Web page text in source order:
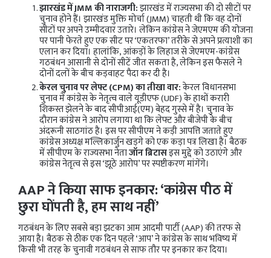
झारखंड में JMM की नाराजगी:झारखंड में राज्यसभा की दो सीटों पर
चुनाव होने हैं। झारखंड मुक्ति मोर्चा (JMM) चाहती थी कि वह दोनों
सीटों पर अपने उम्मीदवार उतारे। लेकिन कांग्रेस ने जेएमएम की योजना
पर पानी फेरते हुए एक सीट पर ‘एकतरफा’ तरीके से अपने प्रत्याशी का
एलान कर दिया। हालांकि, आंकड़ों के लिहाज से जेएमएम-कांग्रेस
गठबंधन आसानी से दोनों सीटें जीत सकता है, लेकिन इस फैसले ने
दोनों दलों के बीच कड़वाहट पैदा कर दी है।
केरल चुनाव पर लेफ्ट (CPM) का तीखा वार:केरल विधानसभा
चुनाव में कांग्रेस के नेतृत्व वाले यूडीएफ (UDF) के हाथों करारी
शिकस्त झेलने के बाद सीपीआई(एम) बेहद गुस्से में है। चुनाव के
दौरान कांग्रेस ने आरोप लगाया था कि लेफ्ट और बीजेपी के बीच
अंदरूनी साठगांठ है। इस पर सीपीएम ने कड़ी आपत्ति जताते हुए
कांग्रेस अध्यक्ष मल्लिकार्जुन खड़गे को एक कड़ा पत्र लिखा है। बैठक
में सीपीएम के राज्यसभा नेताजॉन ब्रिटासइस मुद्दे को उठाएंगे और
कांग्रेस नेतृत्व से इस ‘झूठे आरोप’ पर स्पष्टीकरण मांगेंगे।
AAP ने किया साफ इनकार: ‘कांग्रेस पीठ में
छुरा घोंपती है, हम साथ नहीं’
गठबंधन के लिए सबसे बड़ा झटका आम आदमी पार्टी (AAP) की तरफ से
आया है। बैठक से ठीक एक दिन पहले ‘आप’ ने कांग्रेस के साथ भविष्य में
किसी भी तरह के चुनावी गठबंधन से साफ तौर पर इनकार कर दिया।